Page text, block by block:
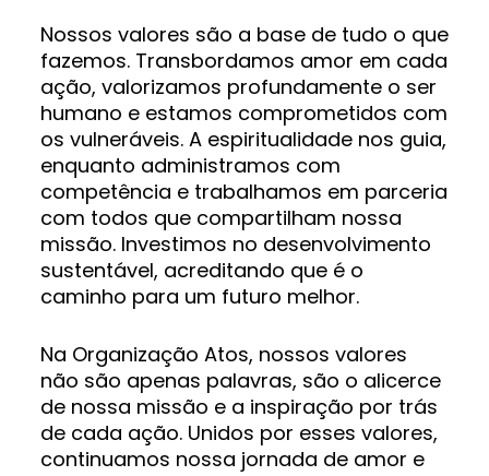
Nossos valores são a base de tudo o que
fazemos. Transbordamos amor em cada
ação, valorizamos profundamente o ser
humano e estamos comprometidos com
os vulneráveis. A espiritualidade nos guia,
enquanto administramos com
competência e trabalhamos em parceria
com todos que compartilham nossa
missão. Investimos no desenvolvimento
sustentável, acreditando que é o
caminho para um futuro melhor.
Na Organização Atos, nossos valores
não são apenas palavras, são o alicerce
de nossa missão e a inspiração por trás
de cada ação. Unidos por esses valores,
continuamos nossa jornada de amor e